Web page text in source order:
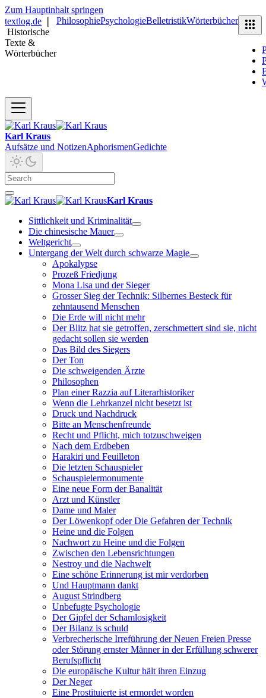
Zum Hauptinhalt springen
textlog.de
Historische
Texte &
Wörterbücher
PhilosophiePsychologieBelletristikWörterbücher
Karl Kraus
Aufsätze und NotizenAphorismenGedichte
Karl Kraus
Sittlichkeit und Kriminalität
Die chinesische Mauer
Weltgericht
Untergang der Welt durch schwarze Magie
Apokalypse
Prozeß Friedjung
Mona Lisa und der Sieger
Grosser Sieg der Technik: Silbernes Besteck für
zehntausend Menschen
Die Erde will nicht mehr
Der Blitz hat sie getroffen, zerschmettert sind sie, nicht
gedacht sollen sie werden
Das Bild des Siegers
Der Ton
Die schweigenden Ärzte
Philosophen
Plan einer Razzia auf Literarhistoriker
Wenn die Lehrkanzel nicht besetzt ist
Druck und Nachdruck
Bitte an Menschenfreunde
Recht und Pflicht, mich totzuschweigen
Nach dem Erdbeben
Harakiri und Feuilleton
Die letzten Schauspieler
Schauspielermonumente
Eine neue Form der Banalität
Arzt und Künstler
Dame und Maler
Der Löwenkopf oder Die Gefahren der Technik
Heine und die Folgen
Nachwort zu Heine und die Folgen
Zwischen den Lebensrichtungen
Nestroy und die Nachwelt
Eine schöne Erinnerung ist mir verdorben
Und Hauptmann dankt
August Strindberg
Unbefugte Psychologie
Der Gipfel der Schamlosigkeit
Der Bilanz is schuld
Verbrecherische Irreführung der Neuen Freien Presse
oder Störung ernster Männer in der Erfüllung schwerer
Berufspflicht
Die europäische Kultur hält ihren Einzug
Der Neger
Eine Prostituierte ist ermordet worden